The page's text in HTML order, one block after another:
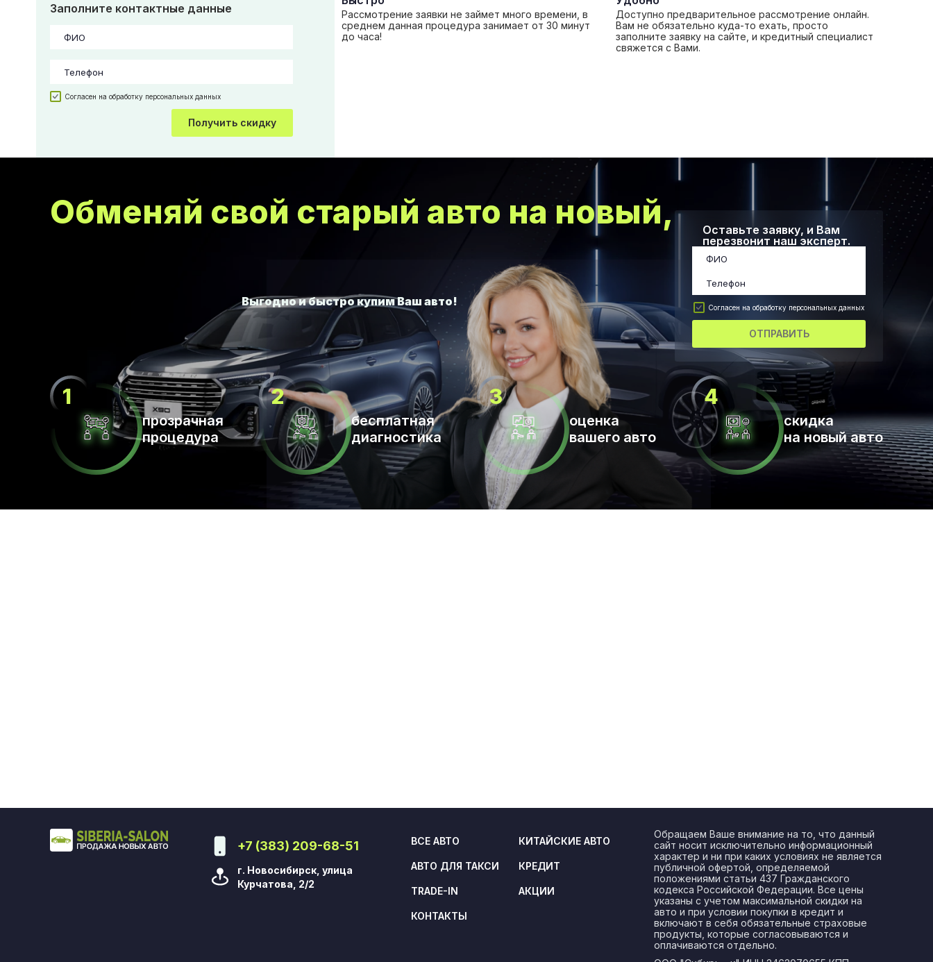
Заполните контактные данные
Согласен на обработку персональных данных
Получить скидку
Рассмотрение заявки не займет много времени, в
среднем данная процедура занимает от 30 минут
до часа!
Доступно предварительное рассмотрение онлайн.
Вам не обязательно куда-то ехать, просто
заполните заявку на сайте, и кредитный специалист
свяжется с Вами.
Обменяй свой старый авто на новый,
Оставьте заявку, и Вам
перезвонит наш эксперт.
Согласен на обработку персональных данных
ОТПРАВИТЬ
прозрачная
процедура
бесплатная
диагностика
оценка
вашего авто
скидка
на новый авто
+7 (383) 209-68-51
г. Новосибирск, улица
Курчатова, 2/2
ВСЕ АВТО КИТАЙСКИЕ АВТО
АВТО ДЛЯ ТАКСИ КРЕДИТ
TRADE-IN АКЦИИ
КОНТАКТЫ
Обращаем Ваше внимание на то, что данный
сайт носит исключительно информационный
характер и ни при каких условиях не является
публичной офертой, определяемой
положениями статьи 437 Гражданского
кодекса Российской Федерации. Все цены
указаны с учетом максимальной скидки на
авто и при условии покупки в кредит и
включают в себя обязательные страховые
продукты, которые согласовываются и
оплачиваются отдельно.